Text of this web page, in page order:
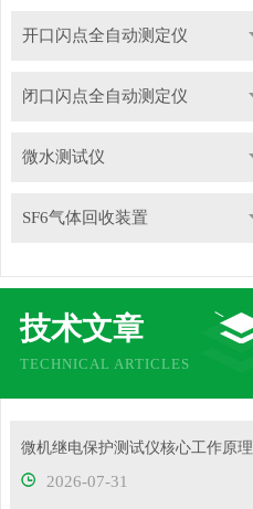
开口闪点全自动测定仪
闭口闪点全自动测定仪
微水测试仪
SF6气体回收装置
技术文章
TECHNICAL ARTICLES
微机继电保护测试仪核心工作原理
2026-07-31